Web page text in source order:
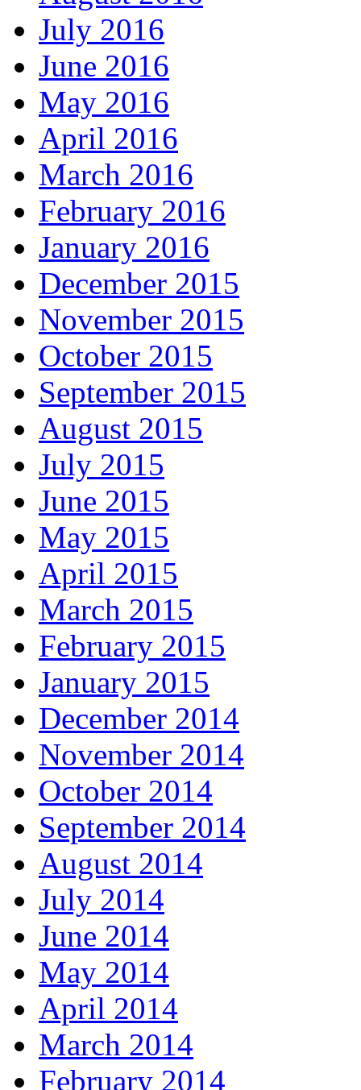
July 2016
June 2016
May 2016
April 2016
March 2016
February 2016
January 2016
December 2015
November 2015
October 2015
September 2015
August 2015
July 2015
June 2015
May 2015
April 2015
March 2015
February 2015
January 2015
December 2014
November 2014
October 2014
September 2014
August 2014
July 2014
June 2014
May 2014
April 2014
March 2014
February 2014